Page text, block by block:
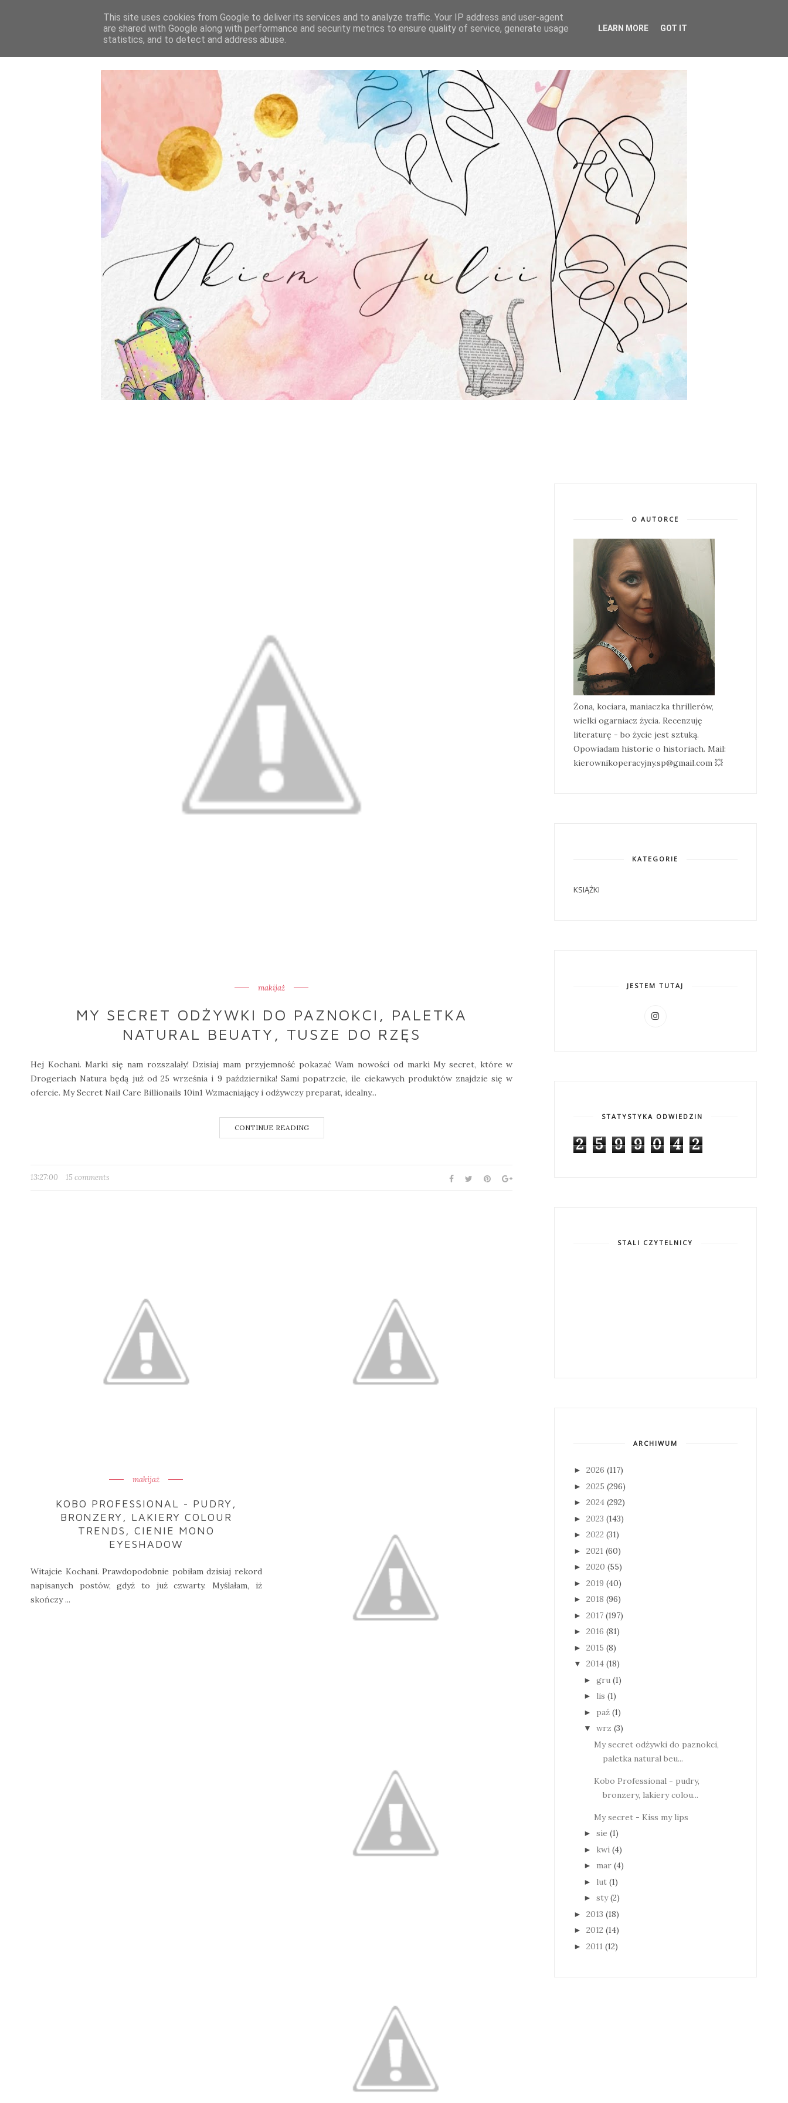
STRONA GŁÓWNA O MNIE WSPÓŁPRACA
makijaż
MY SECRET ODŻYWKI DO PAZNOKCI, PALETKA
NATURAL BEUATY, TUSZE DO RZĘS
Hej Kochani. Marki się nam rozszalały! Dzisiaj mam przyjemność pokazać Wam nowości od marki My secret, które w
Drogeriach Natura będą już od 25 września i 9 października! Sami popatrzcie, ile ciekawych produktów znajdzie się w
ofercie. My Secret Nail Care Billionails 10in1 Wzmacniający i odżywczy preparat, idealny...
CONTINUE READING
13:27:00 15 comments
makijaż
KOBO PROFESSIONAL - PUDRY,
BRONZERY, LAKIERY COLOUR
TRENDS, CIENIE MONO
EYESHADOW
Witajcie Kochani. Prawdopodobnie pobiłam dzisiaj rekord
napisanych postów, gdyż to już czwarty. Myślałam, iż
skończy ...
O AUTORCE
Żona, kociara, maniaczka thrillerów,
wielki ogarniacz życia. Recenzuję
literaturę - bo życie jest sztuką.
Opowiadam historie o historiach. Mail:
kierownikoperacyjny.sp@gmail.com 💥
KATEGORIE
KSIĄŻKI
JESTEM TUTAJ
STATYSTYKA ODWIEDZIN
2 5 9 9 0 4 2
STALI CZYTELNICY
ARCHIWUM
► 2026 (117)
► 2025 (296)
► 2024 (292)
► 2023 (143)
► 2022 (31)
► 2021 (60)
► 2020 (55)
► 2019 (40)
► 2018 (96)
► 2017 (197)
► 2016 (81)
► 2015 (8)
▼ 2014 (18)
► gru (1)
► lis (1)
► paź (1)
▼ wrz (3)
My secret odżywki do paznokci,
paletka natural beu...
Kobo Professional - pudry,
bronzery, lakiery colou...
My secret - Kiss my lips
► sie (1)
► kwi (4)
► mar (4)
► lut (1)
► sty (2)
► 2013 (18)
► 2012 (14)
► 2011 (12)
This site uses cookies from Google to deliver its services and to analyze traffic. Your IP address and user-agent
are shared with Google along with performance and security metrics to ensure quality of service, generate usage
statistics, and to detect and address abuse.
LEARN MORE GOT IT